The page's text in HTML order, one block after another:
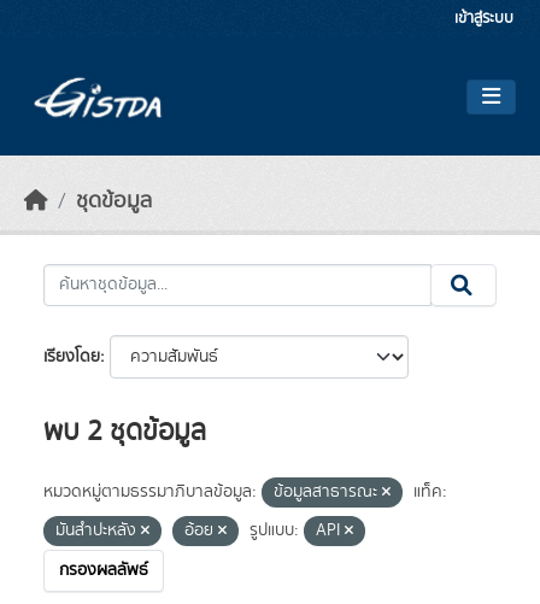
เข้าสู่ระบบ
ชุดข้อมูล
เรียงโดย
พบ 2 ชุดข้อมูล
หมวดหมู่ตามธรรมาภิบาลข้อมูล: ข้อมูลสาธารณะ
แท็ค:
มันสำปะหลัง
อ้อย รูปแบบ:
API
กรองผลลัพธ์